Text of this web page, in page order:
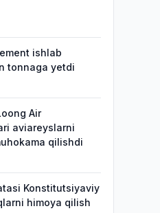
ishlab
tonnaga yetdi
Air
aviareyslarni
qilishdi
Konstitutsiyaviy
himoya qilish